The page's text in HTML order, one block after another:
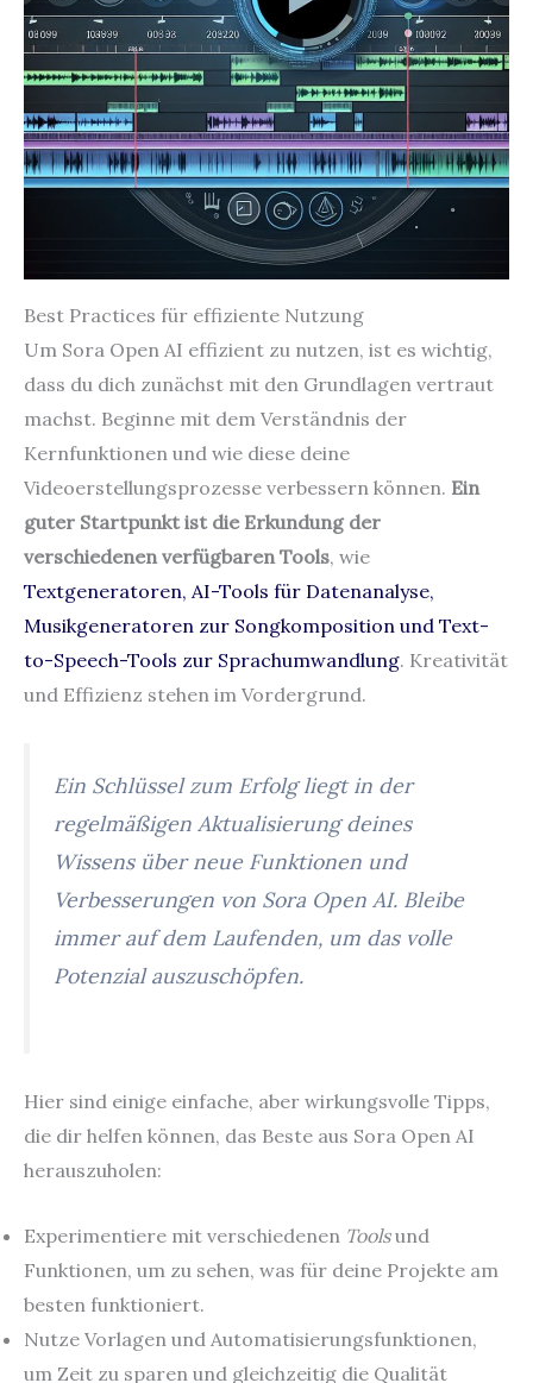
Best Practices für effiziente Nutzung
Um Sora Open AI effizient zu nutzen, ist es wichtig,
dass du dich zunächst mit den Grundlagen vertraut
machst. Beginne mit dem Verständnis der
Kernfunktionen und wie diese deine
Videoerstellungsprozesse verbessern können. Ein
guter Startpunkt ist die Erkundung der
verschiedenen verfügbaren Tools, wie
Textgeneratoren, AI-Tools für Datenanalyse,
Musikgeneratoren zur Songkomposition und Text-
to-Speech-Tools zur Sprachumwandlung. Kreativität
und Effizienz stehen im Vordergrund.
Ein Schlüssel zum Erfolg liegt in der
regelmäßigen Aktualisierung deines
Wissens über neue Funktionen und
Verbesserungen von Sora Open AI. Bleibe
immer auf dem Laufenden, um das volle
Potenzial auszuschöpfen.
Hier sind einige einfache, aber wirkungsvolle Tipps,
die dir helfen können, das Beste aus Sora Open AI
herauszuholen:
Experimentiere mit verschiedenen Toolsund
Funktionen, um zu sehen, was für deine Projekte am
besten funktioniert.
Nutze Vorlagen und Automatisierungsfunktionen,
um Zeit zu sparen und gleichzeitig die Qualität